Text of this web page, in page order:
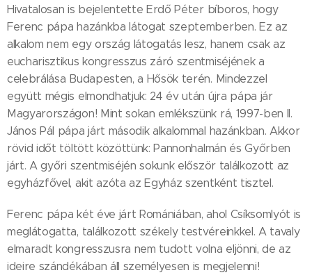
Hivatalosan is bejelentette Erdő Péter bíboros, hogy
Ferenc pápa hazánkba látogat szeptemberben. Ez az
alkalom nem egy ország látogatás lesz, hanem csak az
eucharisztikus kongresszus záró szentmiséjének a
celebrálása Budapesten, a Hősök terén. Mindezzel
együtt mégis elmondhatjuk: 24 év után újra pápa jár
Magyarországon! Mint sokan emlékszünk rá, 1997-ben II.
János Pál pápa járt második alkalommal hazánkban. Akkor
rövid időt töltött közöttünk: Pannonhalmán és Győrben
járt. A győri szentmiséjén sokunk először találkozott az
egyházfővel, akit azóta az Egyház szentként tisztel.
Ferenc pápa két éve járt Romániában, ahol Csíksomlyót is
meglátogatta, találkozott székely testvéreinkkel. A tavaly
elmaradt kongresszusra nem tudott volna eljönni, de az
ideire szándékában áll személyesen is megjelenni!